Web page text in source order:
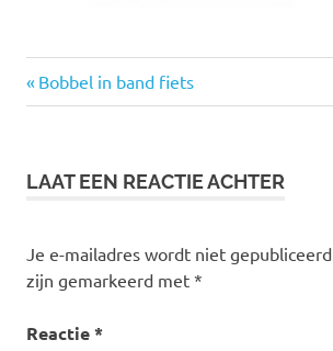
Bericht
Vorige
bericht:
Bobbel in band fiets
LAAT EEN REACTIE ACHTER
Je e-mailadres wordt niet gepubliceerd.
zijn gemarkeerd met *
Reactie*